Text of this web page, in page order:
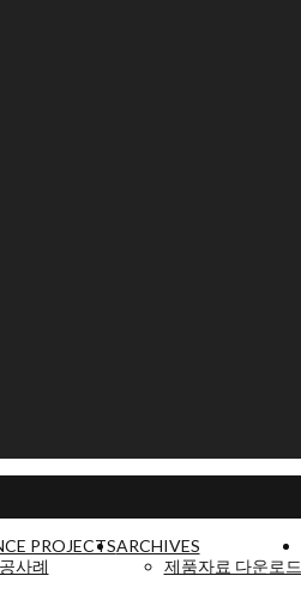
PROJECTS
사례
ARCHIVES
제품자료 다운로드